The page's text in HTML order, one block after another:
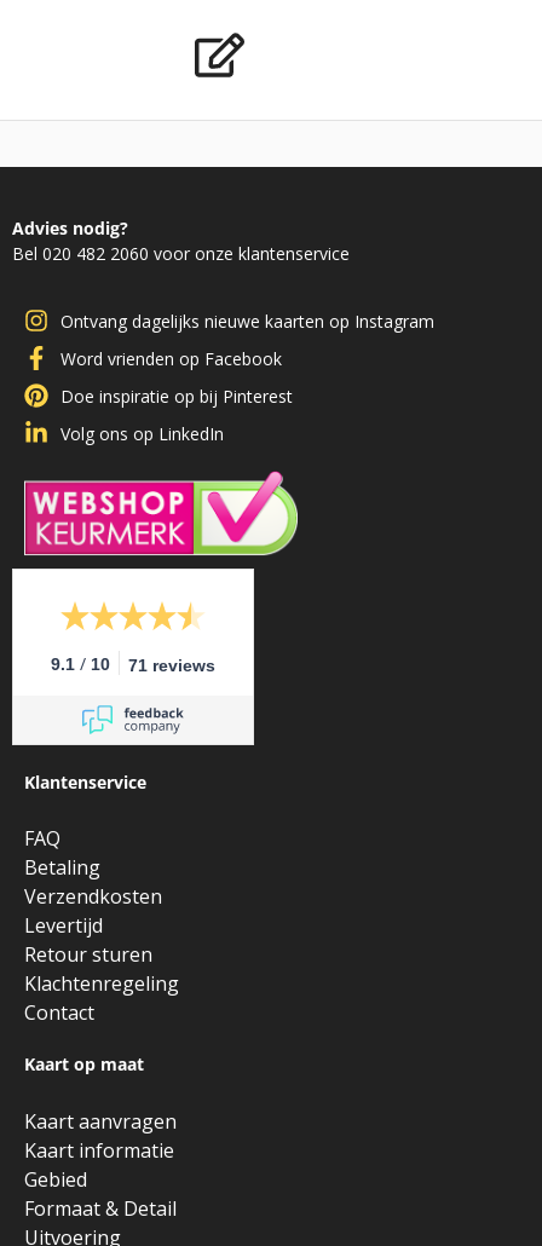
Advies nodig?
Bel 020 482 2060 voor onze klantenservice
Ontvang dagelijks nieuwe kaarten op Instagram
Word vrienden op Facebook
Doe inspiratie op bij Pinterest
Volg ons op LinkedIn
9.1 / 10 71 reviews
Klantenservice
FAQ
Betaling
Verzendkosten
Levertijd
Retour sturen
Klachtenregeling
Contact
Kaart op maat
Kaart aanvragen
Kaart informatie
Gebied
Formaat & Detail
Uitvoering